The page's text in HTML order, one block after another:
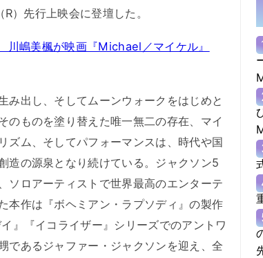
）先行上映会に登壇した。
嶋美楓が映画『Michael／マイケル』
出し、そしてムーンウォークをはじめと
のものを塗り替えた唯一無二の存在、マイ
ズム、そしてパフォーマンスは、時代や国
造の源泉となり続けている。ジャクソン5
ソロアーティストで世界最高のエンターテ
本作は『ボヘミアン・ラプソディ』の製作
』『イコライザー』シリーズでのアントワ
であるジャファー・ジャクソンを迎え、全